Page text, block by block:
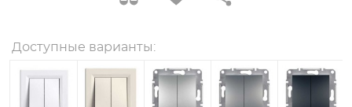
Доступные варианты: